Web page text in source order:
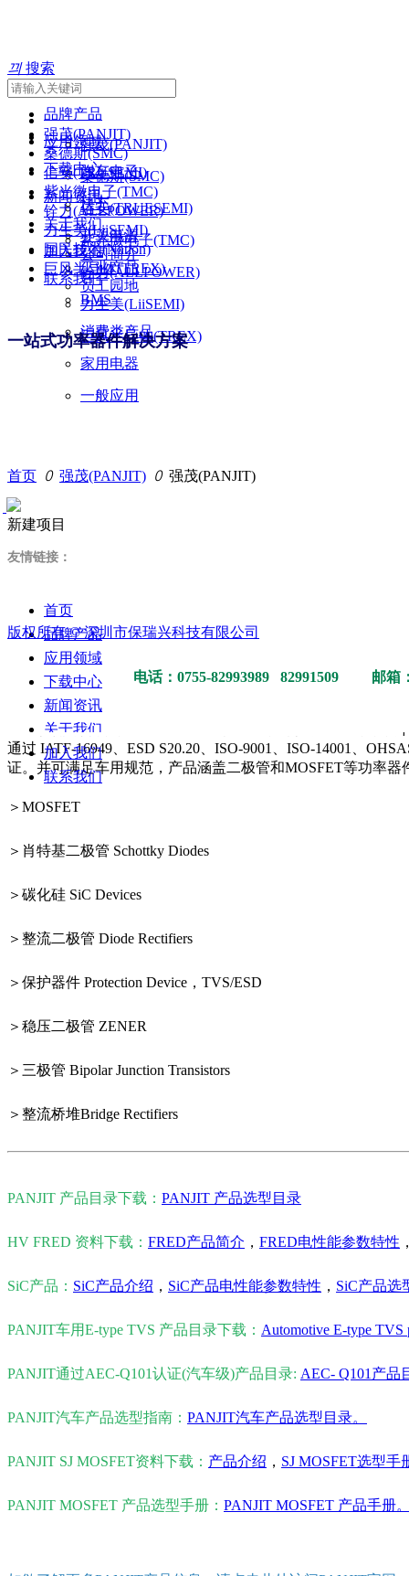
首页
品牌产品
强茂(PANJIT)
桑德斯(SMC)
信安(TRUESEMI)
紫光微电子(TMC)
铨力(ALLPOWER)
力生美(LiiSEMI)
巨风半导体(TREX)
应用领域
汽车电子
快充
开关电源
工业产品
BMS
消费类产品
家用电器
一般应用
下载中心
新闻资讯
关于我们
公司简介
员工园地
加入我们
联系我们
끠 搜索
一站式功率器件解决方案
强茂(PANJIT)
桑德斯(SMC)
信安(TRUSEMI)
紫光微电子(TMC)
铨力(ALLPOWER)
力生美(LiiSEMI)
国民技术(Nation)
巨风半导体(TREX)
首页 ꄲ 强茂(PANJIT) ꄲ 强茂(PANJIT)
新建项目
强茂(PANJIT)
强茂股份有限公司1986年5月成立于台湾，为股票上市公司，
通过 IATF-16949、ESD S20.20、ISO-9001、ISO-14001、
证。并可满足车用规范，产品涵盖二极管和MOSFET等功率器
＞MOSFET
＞肖特基二极管 Schottky Diodes
＞碳化硅 SiC Devices
＞整流二极管 Diode Rectifiers
＞保护器件 Protection Device，TVS/ESD
＞稳压二极管 ZENER
＞三极管 Bipolar Junction Transistors
＞整流桥堆Bridge Rectifiers
PANJIT 产品目录下载： PANJIT 产品选型目录
HV FRED 资料下载： FRED产品简介 ， FRED电性能参数特性
SiC产品： SiC产品介绍 ， SiC产品电性能参数特性 ， SiC产品选
PANJIT车用E-type TVS 产品目录下载： Automotive E-type TVS
PANJIT通过AEC-Q101认证(汽车级)产品目录: AEC- Q101产品
PANJIT汽车产品选型指南： PANJIT汽车产品选型目录。
PANJIT SJ MOSFET资料下载： 产品介绍 ， SJ MOSFET选型手
PANJIT MOSFET 产品选型手册： PANJIT MOSFET 产品手册
友情链接：
首页
品牌产品
应用领域
下载中心
新闻资讯
关于我们
加入我们
联系我们
版权所有 © 深圳市保瑞兴科技有限公司
电话：0755-82993989 82991509 邮箱